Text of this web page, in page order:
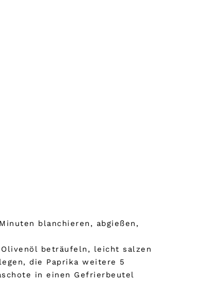
blanchieren, abgießen,
beträufeln, leicht salzen
die Paprika weitere 5
in einen Gefrierbeutel